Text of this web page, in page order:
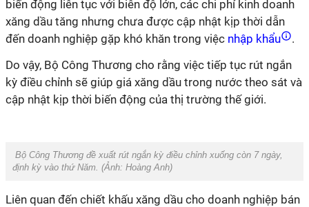
biến động liên tục với biên độ lớn, các chi phí kinh doanh
xăng dầu tăng nhưng chưa được cập nhật kịp thời dẫn
đến doanh nghiệp gặp khó khăn trong việc nhập khẩu
.
Do vậy, Bộ Công Thương cho rằng việc tiếp tục rút ngắn
kỳ điều chỉnh sẽ giúp giá xăng dầu trong nước theo sát và
cập nhật kịp thời biến động của thị trường thế giới.
Bộ Công Thương đề xuất rút ngắn kỳ điều chỉnh xuống còn 7 ngày,
định kỳ vào thứ Năm. (Ảnh: Hoàng Anh)
Liên quan đến chiết khấu xăng dầu cho doanh nghiệp bán